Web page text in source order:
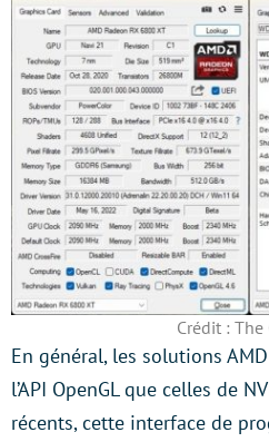
Crédit : The
En général, les solutions
l’API OpenGL que celles de
récents, cette interface de